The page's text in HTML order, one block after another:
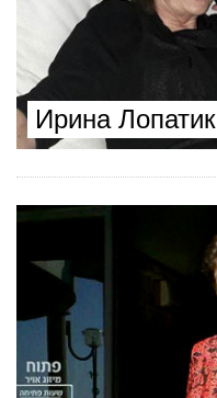
Ирина Лопатик